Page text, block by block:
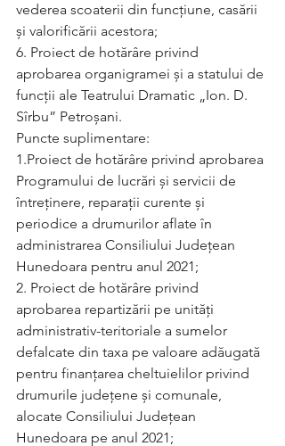
vederea scoaterii din funcțiune, casării
și valorificării acestora;
6. Proiect de hotărâre privind
aprobarea organigramei și a statului de
funcții ale Teatrului Dramatic „Ion. D.
Sîrbu” Petroșani.
Puncte suplimentare:
1.Proiect de hotărâre privind aprobarea
Programului de lucrări și servicii de
întreținere, reparații curente și
periodice a drumurilor aflate în
administrarea Consiliului Județean
Hunedoara pentru anul 2021;
2. Proiect de hotărâre privind
aprobarea repartizării pe unități
administrativ-teritoriale a sumelor
defalcate din taxa pe valoare adăugată
pentru finanțarea cheltuielilor privind
drumurile județene și comunale,
alocate Consiliului Județean
Hunedoara pe anul 2021;